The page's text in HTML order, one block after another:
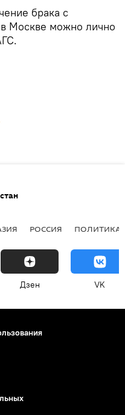
брака с
Москве можно лично
РОССИЯ ПОЛИТИКА
Дзен VK